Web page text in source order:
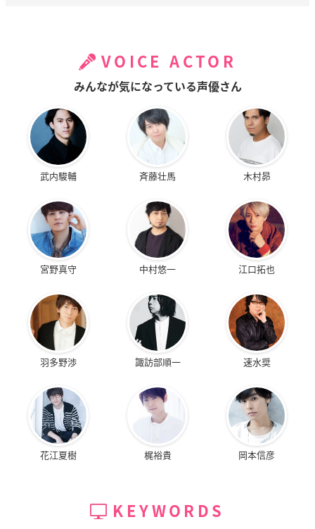
VOICE ACTOR
みんなが気になっている声優さん
武内駿輔 斉藤壮馬 木村昴
宮野真守 中村悠一 江口拓也
羽多野渉 諏訪部順一 速水奨
花江夏樹 梶裕貴 岡本信彦
KEYWORDS